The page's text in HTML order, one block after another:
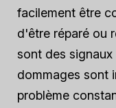
facilement être
d'être réparé ou
sont des signaux
dommages sont
problème